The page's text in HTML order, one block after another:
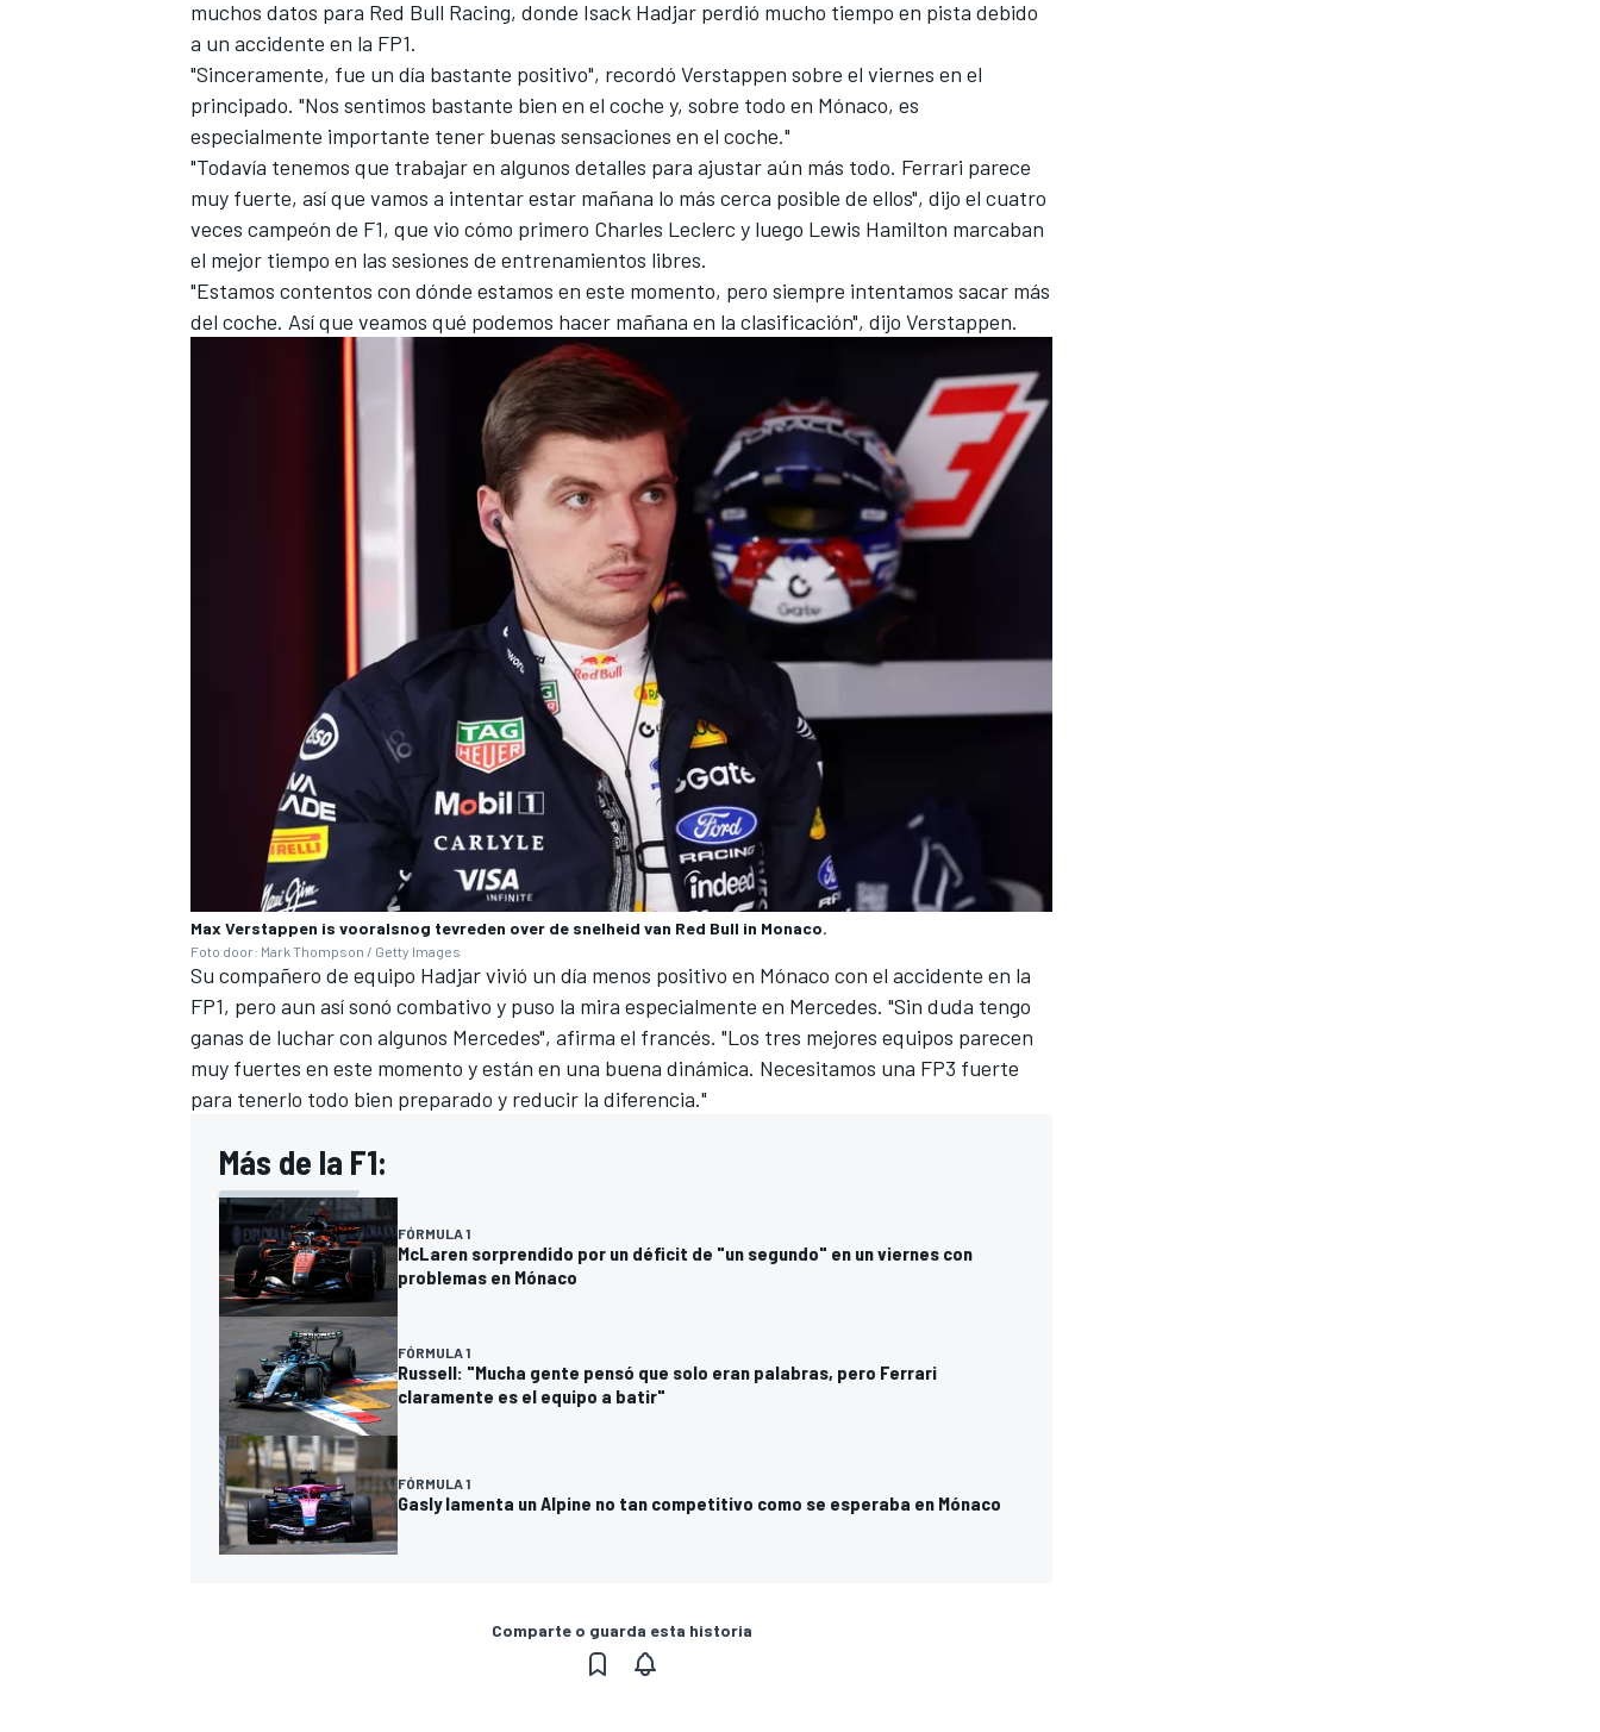
MÁS CATEGORÍAS
muchos datos para Red Bull Racing, donde Isack Hadjar perdió mucho tiempo en pista debido
a un accidente en la FP1.
"Sinceramente, fue un día bastante positivo", recordó Verstappen sobre el viernes en el
principado. "Nos sentimos bastante bien en el coche y, sobre todo en Mónaco, es
especialmente importante tener buenas sensaciones en el coche."
"Todavía tenemos que trabajar en algunos detalles para ajustar aún más todo. Ferrari parece
muy fuerte, así que vamos a intentar estar mañana lo más cerca posible de ellos", dijo el cuatro
veces campeón de F1, que vio cómo primero Charles Leclerc y luego Lewis Hamilton marcaban
el mejor tiempo en las sesiones de entrenamientos libres.
"Estamos contentos con dónde estamos en este momento, pero siempre intentamos sacar más
del coche. Así que veamos qué podemos hacer mañana en la clasificación", dijo Verstappen.
Max Verstappen is vooralsnog tevreden over de snelheid van Red Bull in Monaco.
Foto door: Mark Thompson / Getty Images
Su compañero de equipo Hadjar vivió un día menos positivo en Mónaco con el accidente en la
FP1, pero aun así sonó combativo y puso la mira especialmente en Mercedes. "Sin duda tengo
ganas de luchar con algunos Mercedes", afirma el francés. "Los tres mejores equipos parecen
muy fuertes en este momento y están en una buena dinámica. Necesitamos una FP3 fuerte
para tenerlo todo bien preparado y reducir la diferencia."
Más de la F1:
FÓRMULA 1
McLaren sorprendido por un déficit de "un segundo" en un viernes con
problemas en Mónaco
FÓRMULA 1
Russell: "Mucha gente pensó que solo eran palabras, pero Ferrari
claramente es el equipo a batir"
FÓRMULA 1
Gasly lamenta un Alpine no tan competitivo como se esperaba en Mónaco
Comparte o guarda esta historia